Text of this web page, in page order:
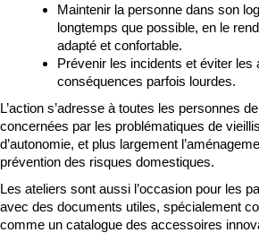
Maintenir la personne dans son
longtemps que possible, en le
adapté et confortable.
Prévenir les incidents et éviter les
conséquences parfois lourdes.
L’action s’adresse à toutes les personnes
concernées par les problématiques de
d’autonomie, et plus largement
prévention des risques domestiques.
Les ateliers sont aussi l’occasion pour les
avec des documents utiles, spécialement
comme un catalogue des accessoires